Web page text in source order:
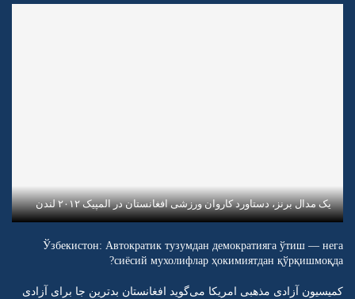
یک مدال برنز، دستاورد کاروان ورزشی افغانستان در المپیک ۲۰۱۲ لندن
Ўзбекистон: Автократик тузумдан демократияга ўтиш — нега
сиёсий мухолифлар ҳокимиятдан қўрқишмоқда?
کمیسیون آزادی مذهبی امریکا می‌گوید افغانستان بدترین جا برای آزادی